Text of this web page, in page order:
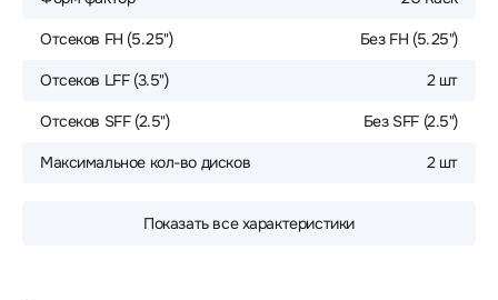
Отсеков FH (5.25") Без FH (5.25")
Отсеков LFF (3.5") 2 шт
Отсеков SFF (2.5") Без SFF (2.5")
Максимальное кол-во дисков 2 шт
Показать все характеристики